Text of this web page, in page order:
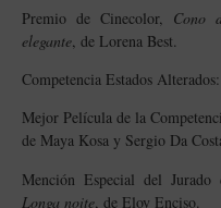
Premio de Cinecolor, Cono
elegante , de Lorena Best.
Competencia Estados Alterados:
Mejor Película de la
de Maya Kosa y Sergio Da
Mención Especial del Jurado
Longa noite, de Eloy Enciso.